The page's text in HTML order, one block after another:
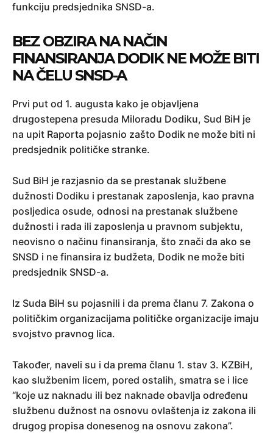
funkciju predsjednika SNSD-a.
BEZ OBZIRA NA NAČIN
FINANSIRANJA DODIK NE MOŽE BITI
NA ČELU SNSD-A
Prvi put od 1. augusta kako je objavljena
drugostepena presuda Miloradu Dodiku, Sud BiH je
na upit Raporta pojasnio zašto Dodik ne može biti ni
predsjednik političke stranke.
Sud BiH je razjasnio da se prestanak službene
dužnosti Dodiku i prestanak zaposlenja, kao pravna
posljedica osude, odnosi na prestanak službene
dužnosti i rada ili zaposlenja u pravnom subjektu,
neovisno o načinu finansiranja, što znači da ako se
SNSD i ne finansira iz budžeta, Dodik ne može biti
predsjednik SNSD-a.
Iz Suda BiH su pojasnili i da prema članu 7. Zakona o
političkim organizacijama političke organizacije imaju
svojstvo pravnog lica.
Također, naveli su i da prema članu 1. stav 3. KZBiH,
kao službenim licem, pored ostalih, smatra se i lice
“koje uz naknadu ili bez naknade obavlja određenu
službenu dužnost na osnovu ovlaštenja iz zakona ili
drugog propisa donesenog na osnovu zakona”.